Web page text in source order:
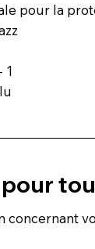
pour la
1